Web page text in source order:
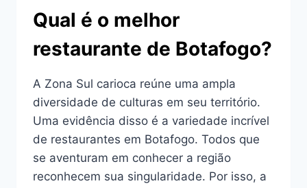
Qual é o melhor
restaurante de Botafogo?
A Zona Sul carioca reúne uma ampla
diversidade de culturas em seu território.
Uma evidência disso é a variedade incrível
de restaurantes em Botafogo. Todos que
se aventuram em conhecer a região
reconhecem sua singularidade. Por isso, a